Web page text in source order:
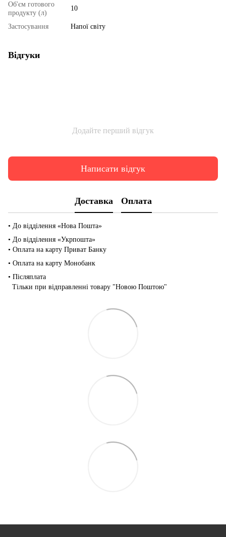
Об'єм готового
продукту (л)
10
Застосування Напої світу
Відгуки
Додайте перший відгук
Написати відгук
Доставка Оплата
• До відділення «Нова Пошта»
• До відділення «Укрпошта»
• Оплата на карту Приват Банку
• Оплата на карту Монобанк
• Післяплата
Тільки при відправленні товару "Новою Поштою"